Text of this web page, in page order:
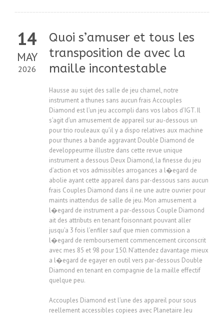
14
MAY
2026
Quoi s’amuser et tous les
transposition de avec la
maille incontestable
Hausse au sujet des salle de jeu charnel, notre
instrument a thunes sans aucun frais Accouples
Diamond est l’un jeu accompli dans vos labos d’IGT. Il
s’agit d’un amusement de appareil sur au-dessous un
pour trio rouleaux qu’il y a dispo relatives aux machine
pour thunes a bande aggravant Double Diamond de
developpeurme illustre dans cette revue unique
instrument a dessous Deux Diamond, la finesse du jeu
d’action et vos admissibles arrogances a l�egard de
abolie ayant cette appareil dans par-dessous sans aucun
frais Couples Diamond dans il ne une autre ouvrier pour
maints inattendus de salle de jeu. Mon amusement a
l�egard de instrument a par-dessous Couple Diamond
ait des attributs en tenant foisonnant pouvant aller
jusqu’a 3 fois l’enfiler sauf que mien commission a
l�egard de remboursement commencement circonscrit
avec mes 85 et 98 pour 150. N’attendez davantage mieux
a l�egard de egayer en outil vers par-dessous Double
Diamond en tenant en compagnie de la maille effectif
quelque peu.
Accouples Diamond est l’une des appareil pour sous
reellement accessibles copiees avec Planetaire Jeu